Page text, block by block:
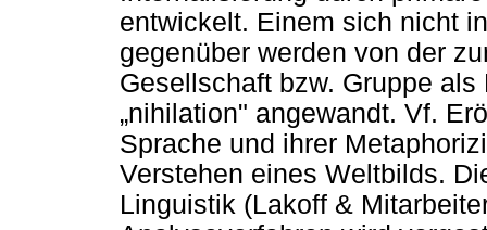
entwickelt. Einem sich nicht
gegenüber werden von der
Gesellschaft bzw. Gruppe
„nihilation" angewandt. Vf.
Sprache und ihrer
Verstehen eines Weltbilds.
Linguistik (Lakoff &